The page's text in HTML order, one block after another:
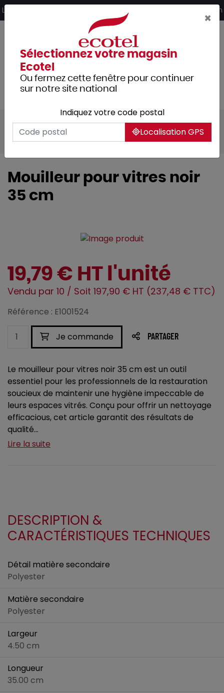
Livraison offerte dès 249€ HT d’achat et retrait 2h en magasin
Tous les produits
Hygiène et entretien
Nettoyage
Mouilleur pour vitres noir
35 cm
19,79 € HT l'unité
Vendu par 10 / Soit 197,90 € HT (237,48 € TTC)
Référence : E1001524
Je commande PARTAGER
Le mouilleur pour vitres noir 35 cm est un outil
essentiel pour les professionnels de la restauration
soucieux de maintenir une hygiène impeccable de
leurs espaces vitrés. Conçu pour offrir un nettoyage
efficacious, cet article garantit des résultats de
qualité...
Lire la suite
DESCRIPTION &
CARACTÉRISTIQUES TECHNIQUES
Détail matière secondaire
Polyester
Matière secondaire
Polyester
Largeur
4.50 cm
Longueur
35.00 cm
×
Sélectionnez votre magasin
Ecotel
Ou fermez cette fenêtre pour continuer
sur notre site national
Indiquez votre code postal
Localisation GPS
Panneau de gestion des cookies